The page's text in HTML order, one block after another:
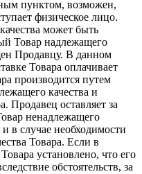
пунктом, возможен,
физическое лицо.
может быть
Товар надлежащего
Продавцу. В данном
Товара оплачивает
производится путем
качества и
Продавец оставляет за
ненадлежащего
в случае необходимости
Товара. Если в
установлено, что его
обстоятельств, за